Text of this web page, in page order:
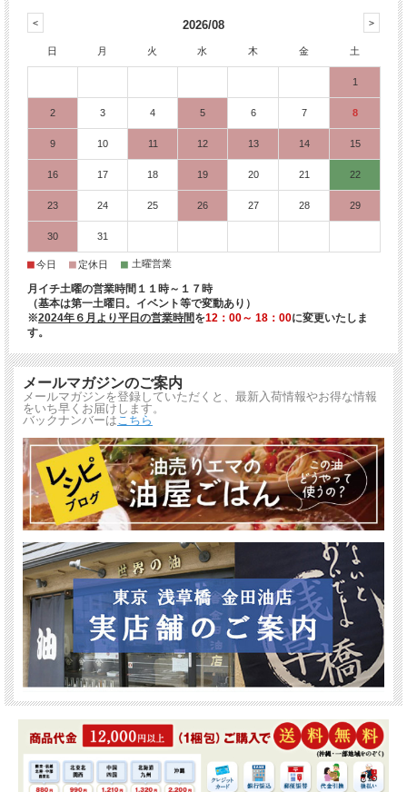
2026/08
日 月 火 水 木 金 土
1
2 3 4 5 6 7 8
9 10 11 12 13 14 15
16 17 18 19 20 21 22
23 24 25 26 27 28 29
30 31
■今日 ■ 定休日 ■ 土曜営業
月イチ土曜の営業時間１１時～１７時
（基本は第一土曜日。イベント等で変動あり）
※2024年６月より平日の営業時間を12：00～ 18：00に変更いたしま
す。
メールマガジンのご案内
メールマガジンを登録していただくと、最新入荷情報やお得な情報
をいち早くお届けします。
バックナンバーはこちら